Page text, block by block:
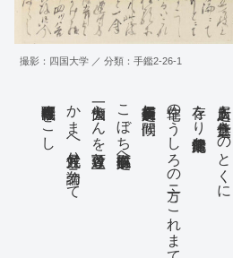
撮影：四国大学 ／ 分類：手鑑2-26-1
人之居所も無之仕合きのとくに
存をり候侭此節清澄か
住宅のうしろの方ニこれまて
長屋有之候所朽損し候間
こぼち取払申候右之跡へ
一箇大伽らんを建立可致と
かまへ候尤月並ハ勿論ニて
執行可申奉存候間すこし